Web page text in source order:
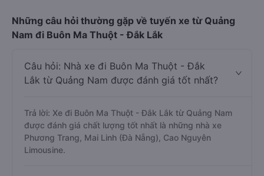
Những câu hỏi thường gặp về tuyến xe từ Quảng
Nam đi Buôn Ma Thuột - Đắk Lắk
Câu hỏi: Nhà xe đi Buôn Ma Thuột - Đắk
Lắk từ Quảng Nam được đánh giá tốt nhất?
Trả lời: Xe đi Buôn Ma Thuột - Đắk Lắk từ Quảng Nam
được đánh giá chất lượng tốt nhất là những nhà xe
Phương Trang, Mai Linh (Đà Nẵng), Cao Nguyên
Limousine.